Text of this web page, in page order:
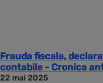
Frauda fiscala,
contabile - Cronica
22 mai 2025